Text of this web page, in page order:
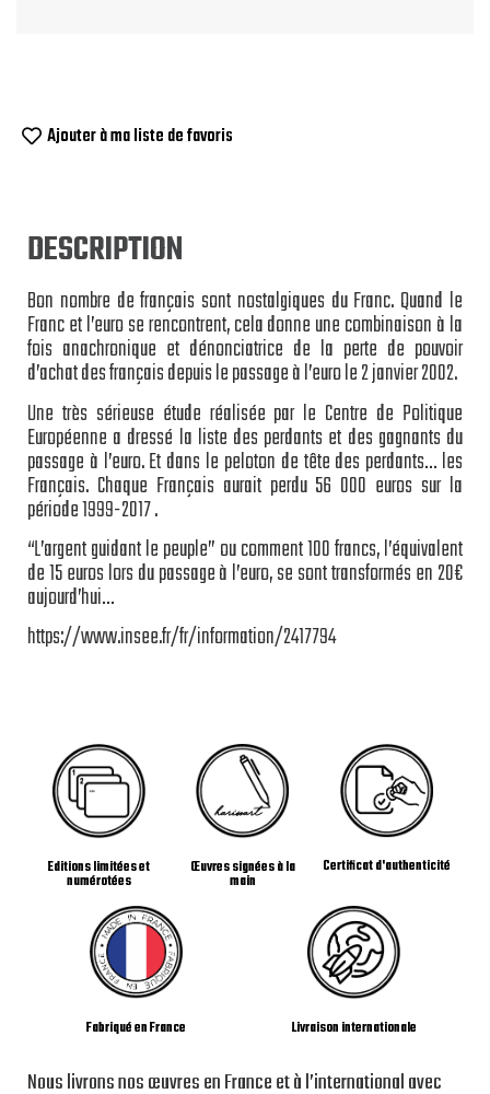
Ajouter à ma liste de favoris
DESCRIPTION
Bon nombre de français sont nostalgiques du Franc. Quand le
Franc et l’euro se rencontrent, cela donne une combinaison à la
fois anachronique et dénonciatrice de la perte de pouvoir
d’achat des français depuis le passage à l’euro le 2 janvier 2002.
Une très sérieuse étude réalisée par le Centre de Politique
Européenne a dressé la liste des perdants et des gagnants du
passage à l’euro. Et dans le peloton de tête des perdants… les
Français. Chaque Français aurait perdu 56 000 euros sur la
période 1999-2017 .
“L’argent guidant le peuple” ou comment 100 francs, l’équivalent
de 15 euros lors du passage à l’euro, se sont transformés en 20€
aujourd’hui…
https://www.insee.fr/fr/information/2417794
Editions limitées et
numérotées
Œuvres signées à la
main
Certificat d'authenticité
Fabriqué en France Livraison internationale
Nous livrons nos œuvres en France et à l’international avec